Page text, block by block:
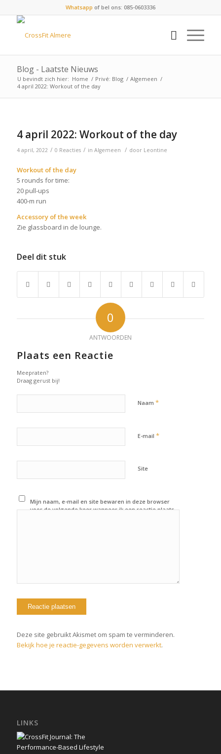
Whatsapp of bel ons: 085-0603336
Blog - Laatste Nieuws
U bevindt zich hier: Home / Privé: Blog / Algemeen /
4 april 2022: Workout of the day
4 april 2022: Workout of the day
4 april, 2022 / 0 Reacties / in Algemeen / door Leontine
Workout of the day
5 rounds for time:
20 pull-ups
400-m run
Accessory of the week
Zie glassboard in de lounge.
Deel dit stuk
0
ANTWOORDEN
Plaats een Reactie
Meepraten?
Draag gerust bij!
Naam *
E-mail *
Site
Mijn naam, e-mail en site bewaren in deze browser
voor de volgende keer wanneer ik een reactie plaats.
Deze site gebruikt Akismet om spam te verminderen.
Bekijk hoe je reactie-gegevens worden verwerkt.
LINKS